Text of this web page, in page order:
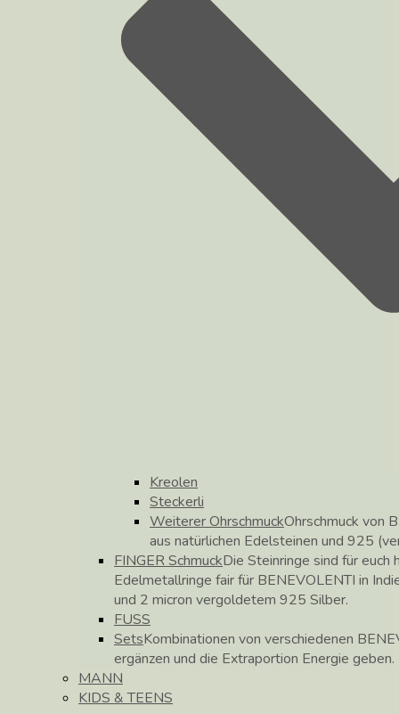
Kreolen
Steckerli
Weiterer OhrschmuckOhrschmuck von
aus natürlichen Edelsteinen und 925
FINGER SchmuckDie Steinringe sind für
Edelmetallringe fair für BENEVOLENTI in
und 2 micron vergoldetem 925 Silber.
FUSS
SetsKombinationen von verschiedenen
ergänzen und die Extraportion Energie geben.
MANN
KIDS & TEENS